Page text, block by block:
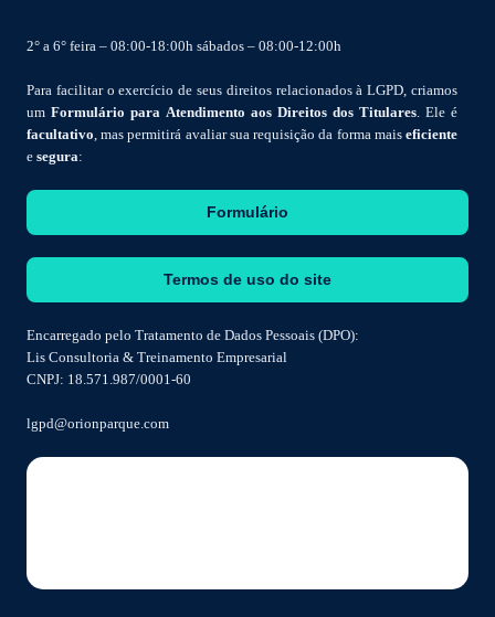
2° a 6° feira – 08:00-18:00h sábados – 08:00-12:00h
Para facilitar o exercício de seus direitos relacionados à LGPD, criamos
um Formulário para Atendimento aos Direitos dos Titulares . Ele é
facultativo , mas permitirá avaliar sua requisição da forma mais eficiente
e segura:
Formulário
Termos de uso do site
Encarregado pelo Tratamento de Dados Pessoais (DPO):
Lis Consultoria & Treinamento Empresarial
CNPJ: 18.571.987/0001-60
lgpd@orionparque.com